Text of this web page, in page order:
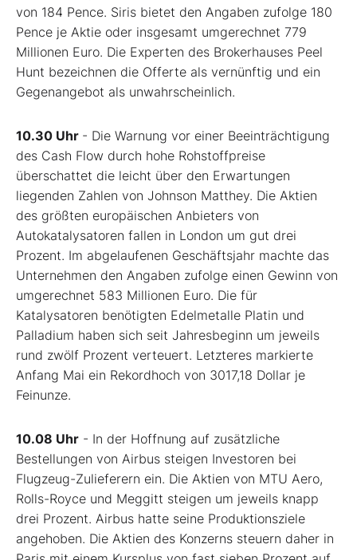
von 184 Pence. Siris bietet den Angaben zufolge 180
Pence je Aktie oder insgesamt umgerechnet 779
Millionen Euro. Die Experten des Brokerhauses Peel
Hunt bezeichnen die Offerte als vernünftig und ein
Gegenangebot als unwahrscheinlich.
10.30 Uhr - Die Warnung vor einer Beeinträchtigung
des Cash Flow durch hohe Rohstoffpreise
überschattet die leicht über den Erwartungen
liegenden Zahlen von Johnson Matthey. Die Aktien
des größten europäischen Anbieters von
Autokatalysatoren fallen in London um gut drei
Prozent. Im abgelaufenen Geschäftsjahr machte das
Unternehmen den Angaben zufolge einen Gewinn von
umgerechnet 583 Millionen Euro. Die für
Katalysatoren benötigten Edelmetalle Platin und
Palladium haben sich seit Jahresbeginn um jeweils
rund zwölf Prozent verteuert. Letzteres markierte
Anfang Mai ein Rekordhoch von 3017,18 Dollar je
Feinunze.
10.08 Uhr - In der Hoffnung auf zusätzliche
Bestellungen von Airbus steigen Investoren bei
Flugzeug-Zulieferern ein. Die Aktien von MTU Aero,
Rolls-Royce und Meggitt steigen um jeweils knapp
drei Prozent. Airbus hatte seine Produktionsziele
angehoben. Die Aktien des Konzerns steuern daher in